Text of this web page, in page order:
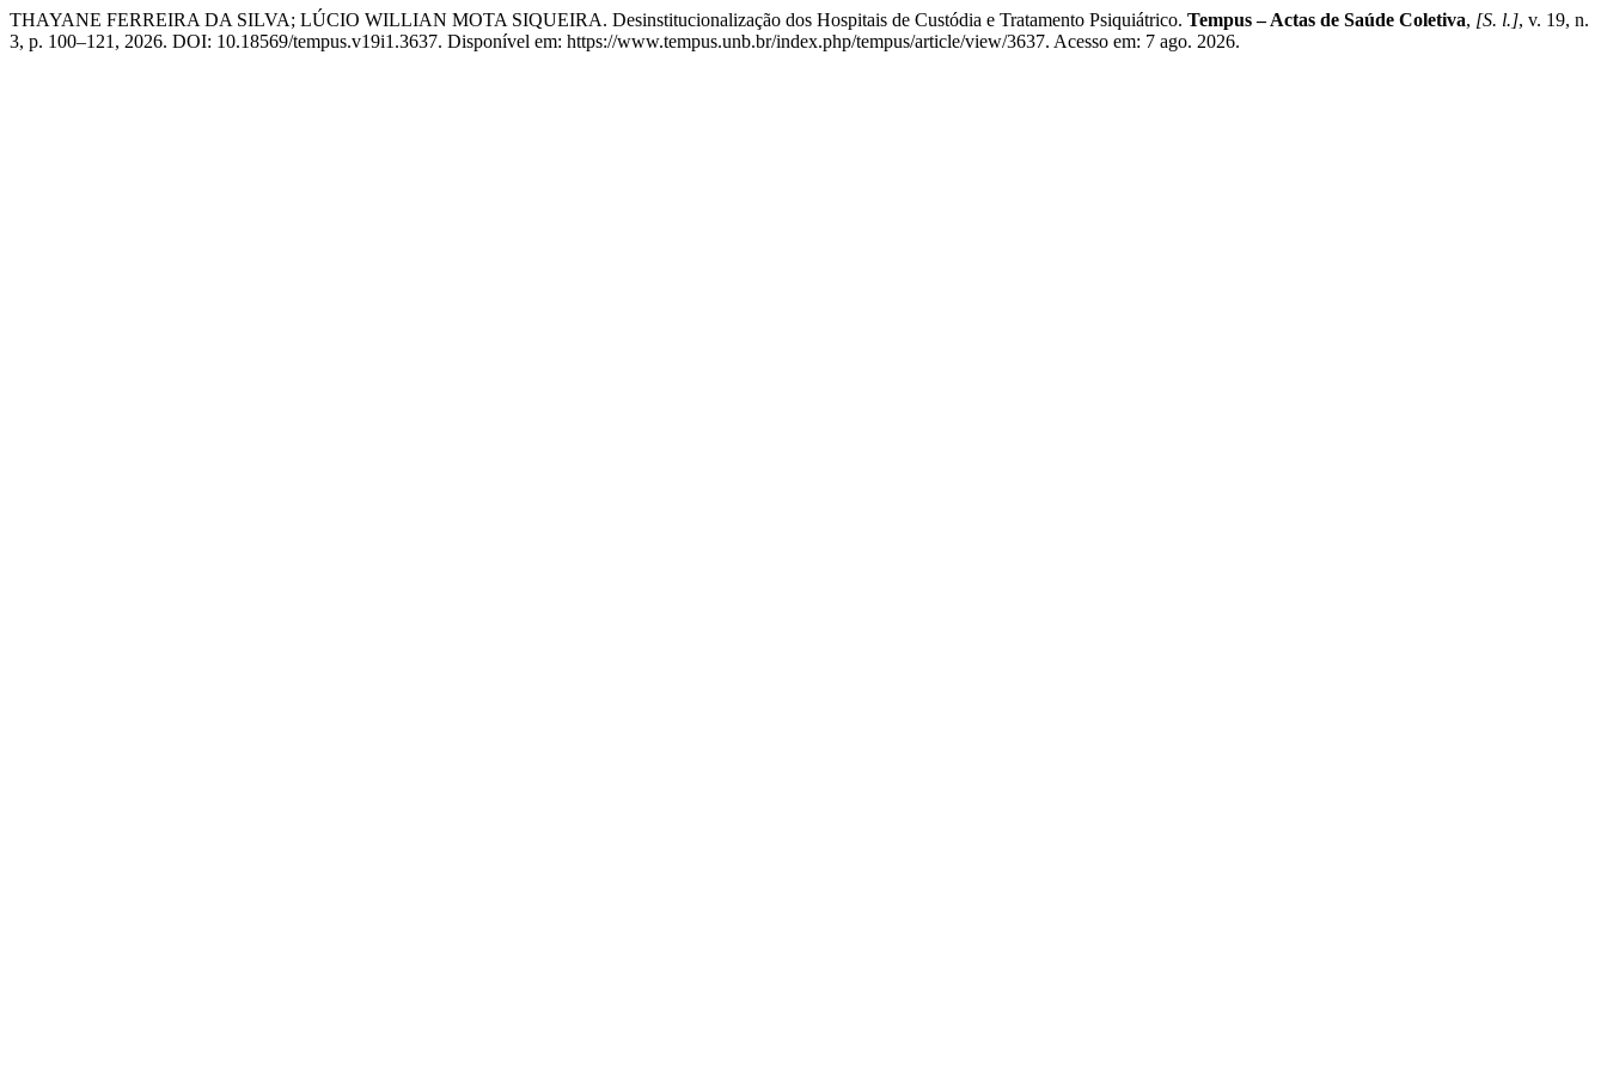
THAYANE FERREIRA DA SILVA; LÚCIO WILLIAN MOTA SIQUEIRA. Desinstitucionalização dos Hospitais de Custódia e Tratamento Psiquiátrico. Tempus – Actas de Saúde Coletiva, [S. l.], v. 19, n.
3, p. 100–121, 2026. DOI: 10.18569/tempus.v19i1.3637. Disponível em: https://www.tempus.unb.br/index.php/tempus/article/view/3637. Acesso em: 7 ago. 2026.